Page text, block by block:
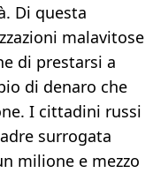
Di questa
malavitose
di prestarsi a
di denaro che
I cittadini russi
surrogata
milione e mezzo